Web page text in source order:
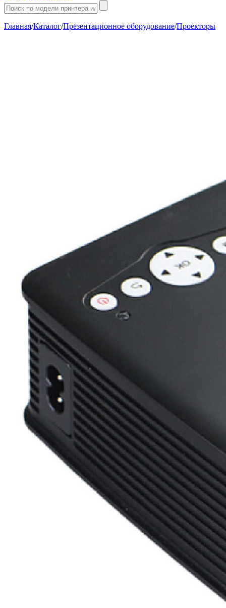
Главная/Каталог/Презентационное оборудование/Проекторы